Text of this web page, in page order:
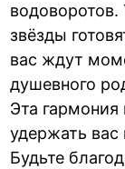
звёзды
вас ждут
душевного
Эта
удержать вас
Будьте